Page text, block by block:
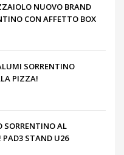
NUOVO BRAND
CON AFFETTO BOX
SORRENTINO
PIZZA!
AL
STAND U26